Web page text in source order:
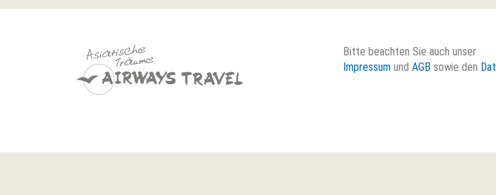
Bitte beachten Sie auch unser
Impressumund AGB sowie den